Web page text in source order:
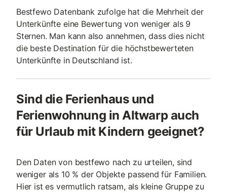
Bestfewo Datenbank zufolge hat die Mehrheit der
Unterkünfte eine Bewertung von weniger als 9
Sternen. Man kann also annehmen, dass dies nicht
die beste Destination für die höchstbewerteten
Unterkünfte in Deutschland ist.
Sind die Ferienhaus und
Ferienwohnung in Altwarp auch
für Urlaub mit Kindern geeignet?
Den Daten von bestfewo nach zu urteilen, sind
weniger als 10 % der Objekte passend für Familien.
Hier ist es vermutlich ratsam, als kleine Gruppe zu